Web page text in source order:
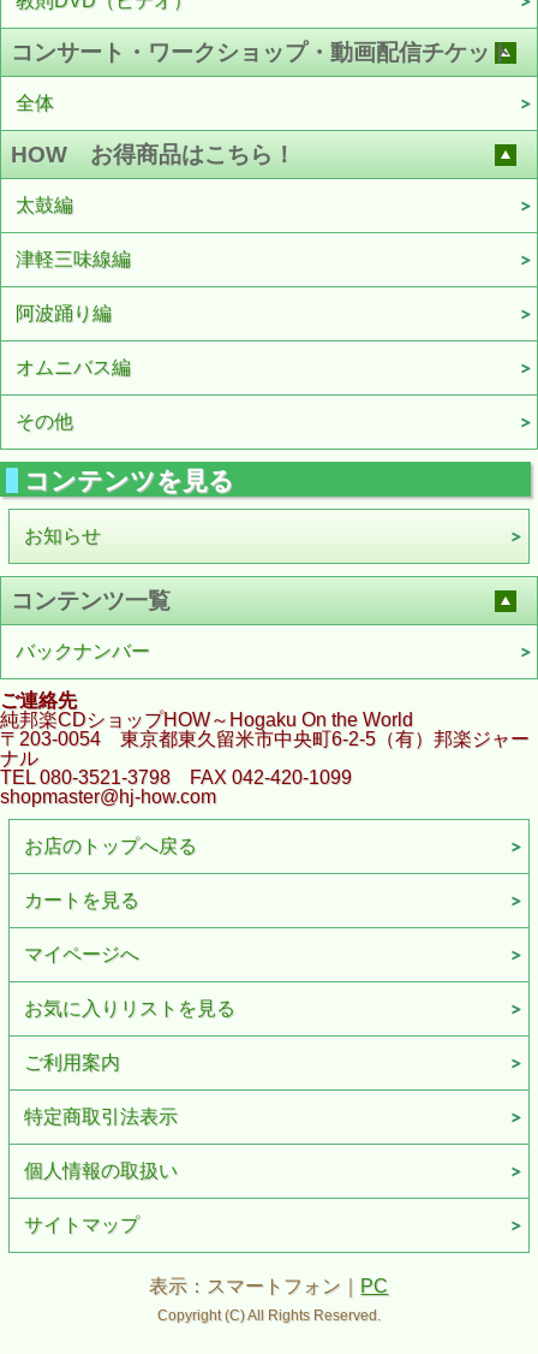
コンサート・ワークショップ・動画配信チケット
全体
HOW お得商品はこちら！
太鼓編
津軽三味線編
阿波踊り編
オムニバス編
その他
コンテンツを見る
お知らせ
コンテンツ一覧
バックナンバー
ご連絡先
純邦楽CDショップHOW～Hogaku On the World
〒203-0054 東京都東久留米市中央町6-2-5（有）邦楽ジャー
ナル
TEL 080-3521-3798 FAX 042-420-1099
shopmaster@hj-how.com
お店のトップへ戻る
カートを見る
マイページへ
お気に入りリストを見る
ご利用案内
特定商取引法表示
個人情報の取扱い
サイトマップ
表示：スマートフォン｜ PC
Copyright (C) All Rights Reserved.